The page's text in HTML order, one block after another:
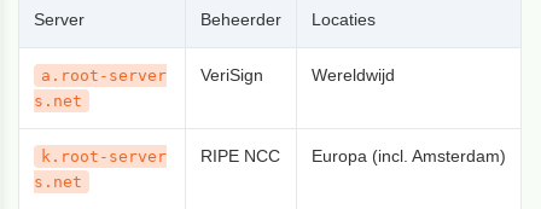
Server Beheerder Locaties
a.root-server
s.net
VeriSign Wereldwijd
k.root-server
s.net
RIPE NCC Europa (incl. Amsterdam)